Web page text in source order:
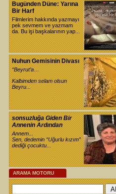
Bugünden Düne: Yarına
Bir Harf
Filmlerim hakkında yazmayı
pek sevmem ve yazmam
da. Bu işi başkalarının yap...
Nuhun Gemisinin Divası
“Beyrut’a…
Kalbimden selam olsun
Beyru...
sonsuzluğa Giden Bir
Annenin Ardından
Annem...
Sen, dedemin “Uğurlu kızım”
dediği çocuktu...
ARAMA MOTORU